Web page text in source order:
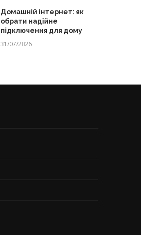
Домашній інтернет: як
обрати надійне
підключення для дому
31/07/2026